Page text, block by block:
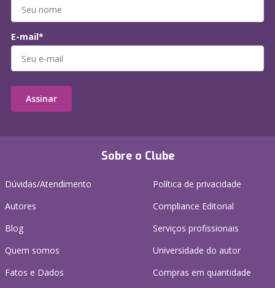
Sobre o Clube
Dúvidas/Atendimento
Autores
Blog
Quem somos
Fatos e Dados
Política de privacidade
Compliance Editorial
Serviços profissionais
Universidade do autor
Compras em quantidade
E-mail*
Assinar